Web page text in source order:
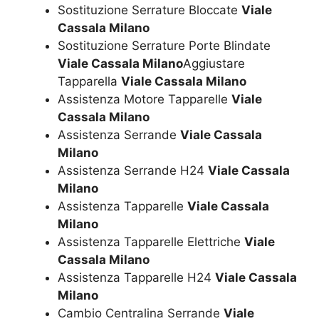
Sostituzione Serrature Bloccate Viale
Cassala Milano
Sostituzione Serrature Porte Blindate
Viale Cassala MilanoAggiustare
Tapparella Viale Cassala Milano
Assistenza Motore Tapparelle Viale
Cassala Milano
Assistenza Serrande Viale Cassala
Milano
Assistenza Serrande H24 Viale Cassala
Milano
Assistenza Tapparelle Viale Cassala
Milano
Assistenza Tapparelle Elettriche Viale
Cassala Milano
Assistenza Tapparelle H24 Viale Cassala
Milano
Cambio Centralina Serrande Viale